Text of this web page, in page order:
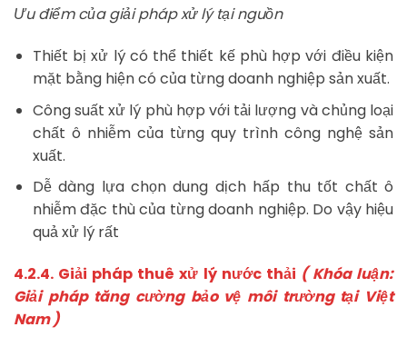
Ưu điểm của giải pháp xử lý tại nguồn
Thiết bị xử lý có thể thiết kế phù hợp với điều kiện
mặt bằng hiện có của từng doanh nghiệp sản xuất.
Công suất xử lý phù hợp với tải lượng và chủng loại
chất ô nhiễm của từng quy trình công nghệ sản
xuất.
Dễ dàng lựa chọn dung dịch hấp thu tốt chất ô
nhiễm đặc thù của từng doanh nghiệp. Do vậy hiệu
quả xử lý rất
4.2.4. Giải pháp thuê xử lý nước thải ( Khóa luận:
Giải pháp tăng cường bảo vệ môi trường tại Việt
Nam )